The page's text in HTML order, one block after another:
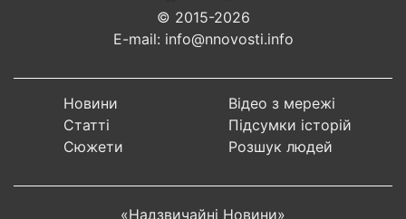
© 2015-2026
E-mail: info@nnovosti.info
Новини
Статті
Сюжети
Відео з мережі
Підсумки історій
Розшук людей
«Надзвичайні Новини»